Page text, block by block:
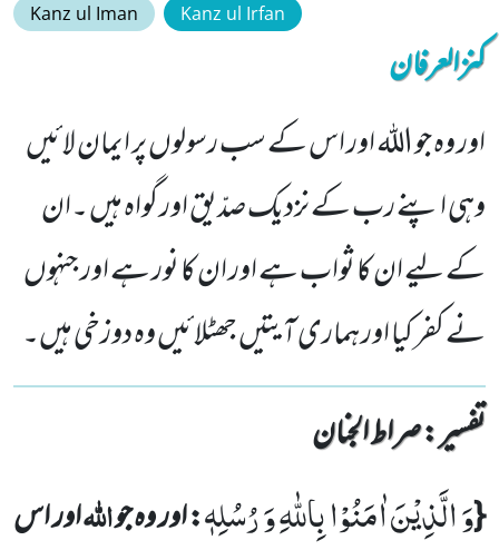
Kanz ul Iman Kanz ul Irfan
کنزالعرفان
اور وہ جو اللہ اور اس کے سب رسولوں پر ایمان لائیں
وہی اپنے رب کے نزدیک صدّیق اور گواہ ہیں ۔ان
کے لیے ان کا ثواب ہے اور ان کا نور ہے اور جنہوں
نے کفر کیا اور ہماری آیتیں جھٹلائیں وہ دوزخی ہیں۔
تفسیر : ‎صراط الجنان
{وَ الَّذِیْنَ اٰمَنُوْا بِاللّٰهِ وَ رُسُلِهٖ: اور وہ جواللہاور اس